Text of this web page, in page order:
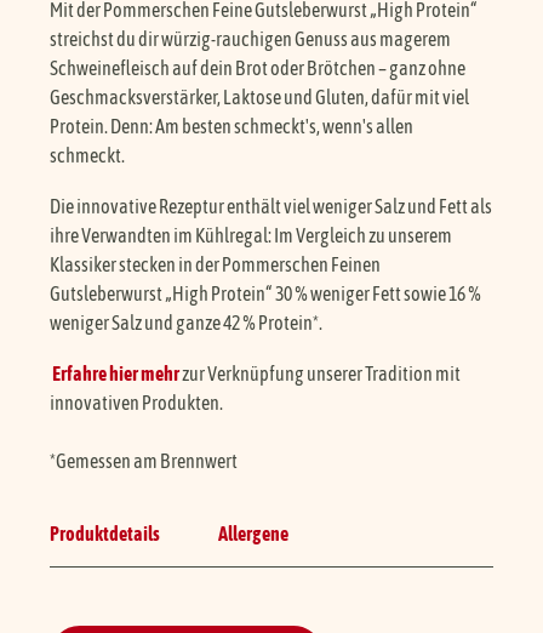
Mit der Pommerschen Feine Gutsleberwurst „High Protein“
streichst du dir würzig-rauchigen Genuss aus magerem
Schweinefleisch auf dein Brot oder Brötchen – ganz ohne
Geschmacksverstärker, Laktose und Gluten, dafür mit viel
Protein. Denn: Am besten schmeckt's, wenn's allen
schmeckt.
Die innovative Rezeptur enthält viel weniger Salz und Fett als
ihre Verwandten im Kühlregal: Im Vergleich zu unserem
Klassiker stecken in der Pommerschen Feinen
Gutsleberwurst „High Protein“ 30 % weniger Fett sowie 16 %
weniger Salz und ganze 42 % Protein*.
Erfahre hier mehrzur Verknüpfung unserer Tradition mit
innovativen Produkten.
*Gemessen am Brennwert
Produktdetails Allergene